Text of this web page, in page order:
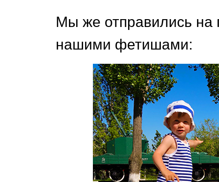
Мы же отправились на
нашими фетишами: